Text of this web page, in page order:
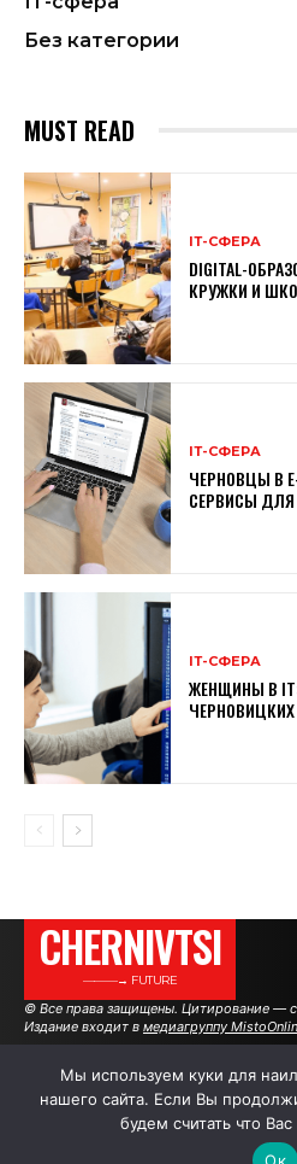
Без категории
MUST READ
ІТ-СФЕРА
DIGITAL-
КРУЖКИ И
ІТ-СФЕРА
ЧЕРНОВЦЫ В
СЕРВИСЫ
ІТ-СФЕРА
ЖЕНЩИНЫ В
CHERNIVTSI
———→ FUTURE
© Все права защищены. Цитирование —
Издание входит в медиагруппу
АВТОРЫ
Мы используем куки для
нашего сайта. Если Вы
будем считать что Вас
Ок